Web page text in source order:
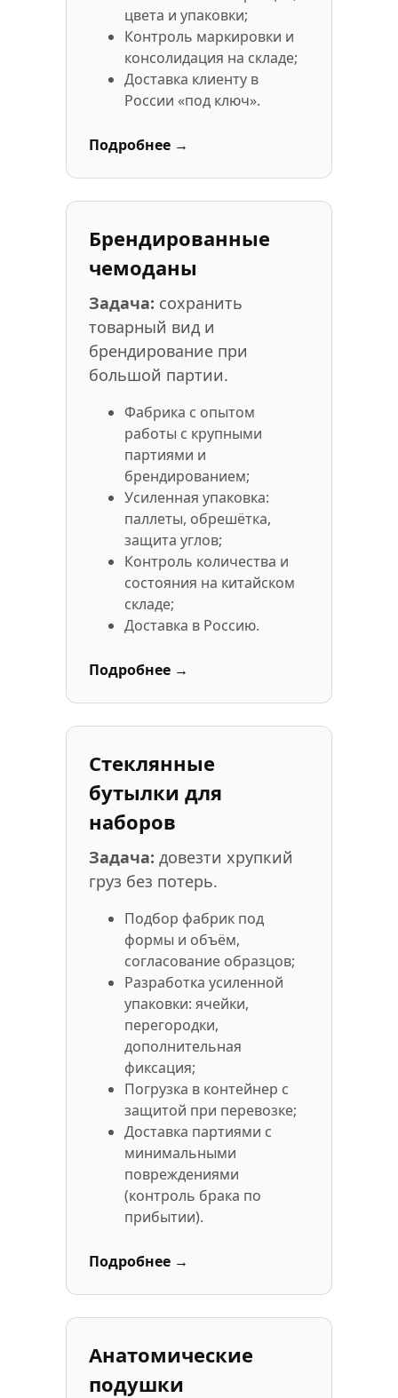
цвета и упаковки;
Контроль маркировки и
консолидация на складе;
Доставка клиенту в
России «под ключ».
Подробнее →
Брендированные
чемоданы
Задача: сохранить
товарный вид и
брендирование при
большой партии.
Фабрика с опытом
работы с крупными
партиями и
брендированием;
Усиленная упаковка:
паллеты, обрешётка,
защита углов;
Контроль количества и
состояния на китайском
складе;
Доставка в Россию.
Подробнее →
Стеклянные
бутылки для
наборов
Задача: довезти хрупкий
груз без потерь.
Подбор фабрик под
формы и объём,
согласование образцов;
Разработка усиленной
упаковки: ячейки,
перегородки,
дополнительная
фиксация;
Погрузка в контейнер с
защитой при перевозке;
Доставка партиями с
минимальными
повреждениями
(контроль брака по
прибытии).
Подробнее →
Анатомические
подушки